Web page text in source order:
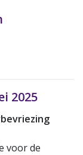
2025
voor de